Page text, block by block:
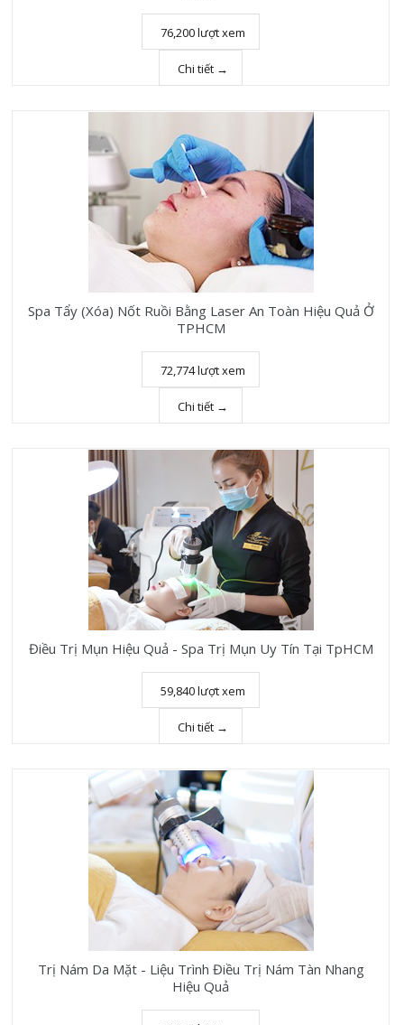
76,200 lượt xem
Chi tiết →
Spa Tẩy (Xóa) Nốt Ruồi Bằng Laser An Toàn Hiệu Quả Ở
TPHCM
72,774 lượt xem
Chi tiết →
Điều Trị Mụn Hiệu Quả - Spa Trị Mụn Uy Tín Tại TpHCM
59,840 lượt xem
Chi tiết →
Trị Nám Da Mặt - Liệu Trình Điều Trị Nám Tàn Nhang
Hiệu Quả